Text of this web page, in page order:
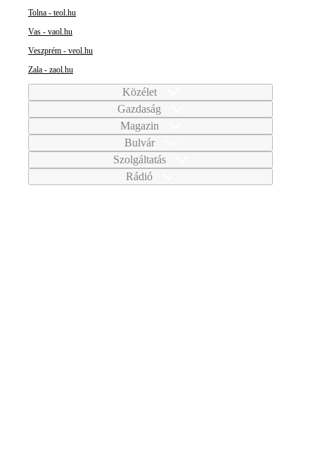
Tolna - teol.hu
Vas - vaol.hu
Veszprém - veol.hu
Zala - zaol.hu
Közélet
Gazdaság
Magazin
Bulvár
Szolgáltatás
Rádió